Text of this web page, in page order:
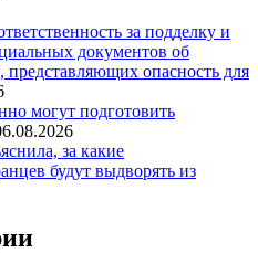
за подделку и
документов об
представляющих опасность для
могут подготовить
за какие
будут выдворять из